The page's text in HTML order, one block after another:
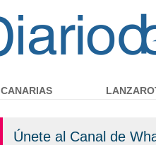
Únete al Canal de
CANARIAS